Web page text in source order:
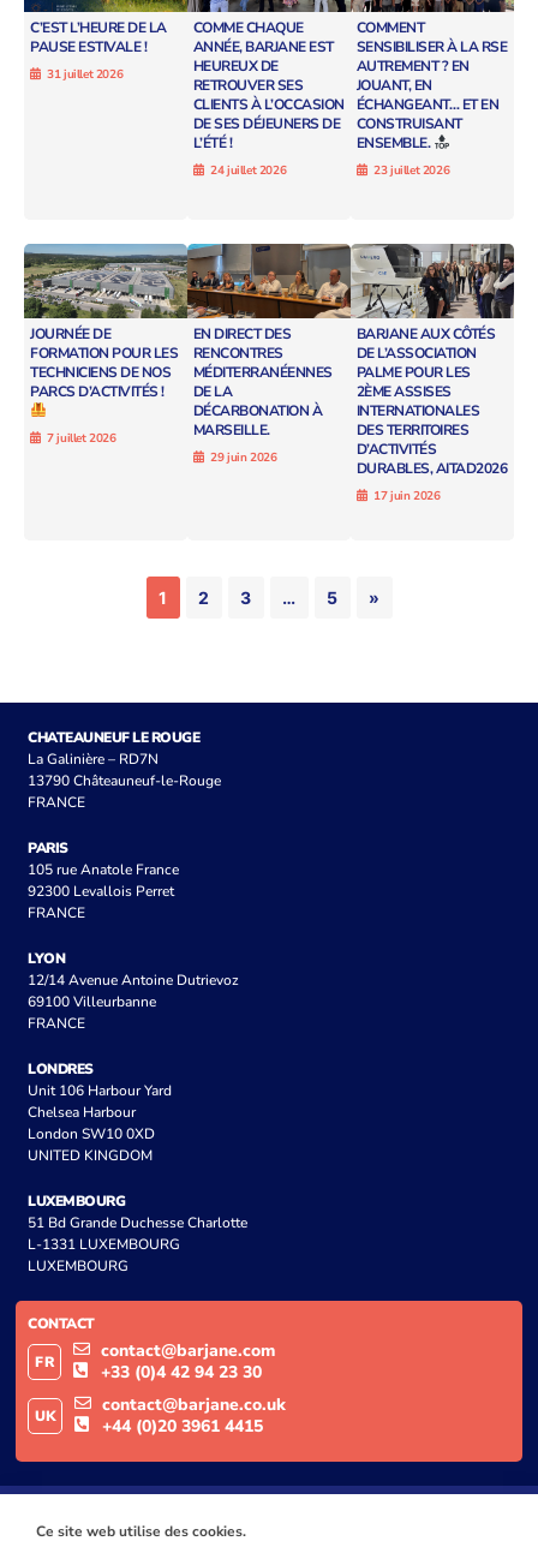
C’EST L’HEURE DE LA
PAUSE ESTIVALE !
31 juillet 2026
COMME CHAQUE
ANNÉE, BARJANE EST
HEUREUX DE
RETROUVER SES
CLIENTS À L’OCCASION
DE SES DÉJEUNERS DE
L’ÉTÉ !
24 juillet 2026
COMMENT
SENSIBILISER À LA RSE
AUTREMENT ? EN
JOUANT, EN
ÉCHANGEANT… ET EN
CONSTRUISANT
ENSEMBLE.
23 juillet 2026
JOURNÉE DE
FORMATION POUR LES
TECHNICIENS DE NOS
PARCS D’ACTIVITÉS !
7 juillet 2026
EN DIRECT DES
RENCONTRES
MÉDITERRANÉENNES
DE LA
DÉCARBONATION À
MARSEILLE.
29 juin 2026
BARJANE AUX CÔTÉS
DE L’ASSOCIATION
PALME POUR LES
2ÈME ASSISES
INTERNATIONALES
DES TERRITOIRES
D’ACTIVITÉS
DURABLES, AITAD2026
17 juin 2026
1 2 3 … 5 »
CHATEAUNEUF LE ROUGE
La Galinière – RD7N
13790 Châteauneuf-le-Rouge
FRANCE
PARIS
105 rue Anatole France
92300 Levallois Perret
FRANCE
LYON
12/14 Avenue Antoine Dutrievoz
69100 Villeurbanne
FRANCE
LONDRES
Unit 106 Harbour Yard
Chelsea Harbour
London SW10 0XD
UNITED KINGDOM
LUXEMBOURG
51 Bd Grande Duchesse Charlotte
L-1331 LUXEMBOURG
LUXEMBOURG
CONTACT
FR
contact@barjane.com
+33 (0)4 42 94 23 30
UK
contact@barjane.co.uk
+44 (0)20 3961 4415
Ce site web utilise des cookies.